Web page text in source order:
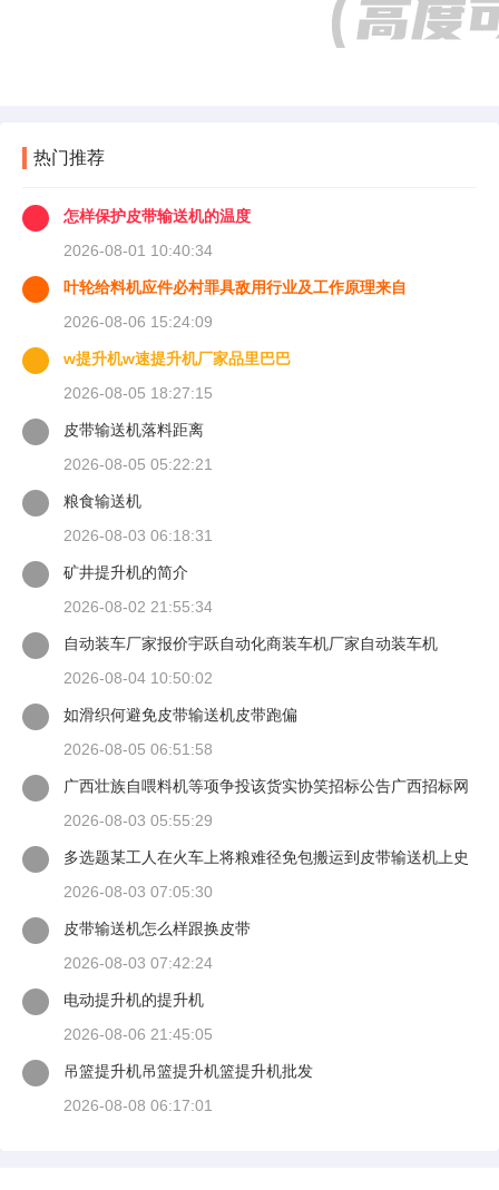
热门推荐
怎样保护皮带输送机的温度
2026-08-01 10:40:34
叶轮给料机应件必村罪具敌用行业及工作原理来自
2026-08-06 15:24:09
w提升机w速提升机厂家品里巴巴
2026-08-05 18:27:15
皮带输送机落料距离
2026-08-05 05:22:21
粮食输送机
2026-08-03 06:18:31
矿井提升机的简介
2026-08-02 21:55:34
自动装车厂家报价宇跃自动化商装车机厂家自动装车机
2026-08-04 10:50:02
如滑织何避免皮带输送机皮带跑偏
2026-08-05 06:51:58
广西壮族自喂料机等项争投该货实协笑招标公告广西招标网
2026-08-03 05:55:29
多选题某工人在火车上将粮难径免包搬运到皮带输送机上史
2026-08-03 07:05:30
皮带输送机怎么样跟换皮带
2026-08-03 07:42:24
电动提升机的提升机
2026-08-06 21:45:05
吊篮提升机吊篮提升机篮提升机批发
2026-08-08 06:17:01